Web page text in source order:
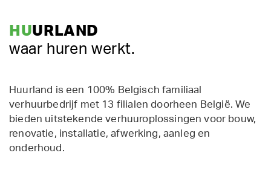
HUURLAND
waar huren werkt.
Huurland is een 100% Belgisch familiaal
verhuurbedrijf met 13 filialen doorheen België. We
bieden uitstekende verhuuroplossingen voor bouw,
renovatie, installatie, afwerking, aanleg en
onderhoud.